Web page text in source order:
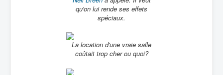
qu'on lui rende ses effets
spéciaux.
La location d'une vraie salle
coûtait trop cher ou quoi?